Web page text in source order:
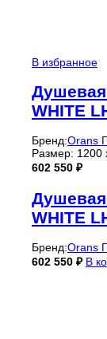
В избранное
Душевая
WHITE
Бренд:Orans
Размер: 1200
602 550 ₽
Душевая
WHITE
Бренд:Orans
602 550 ₽ В